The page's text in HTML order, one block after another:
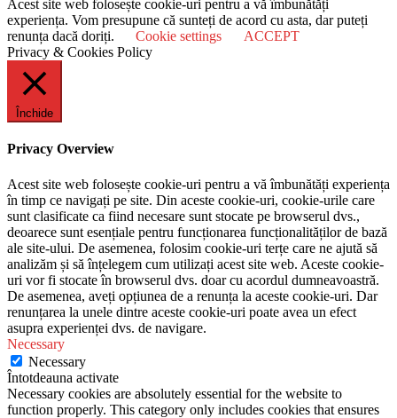
Acest site web folosește cookie-uri pentru a vă îmbunătăți
experiența. Vom presupune că sunteți de acord cu asta, dar puteți
renunța dacă doriți.
Cookie settings
ACCEPT
Privacy & Cookies Policy
Închide
Privacy Overview
Acest site web folosește cookie-uri pentru a vă îmbunătăți experiența
în timp ce navigați pe site. Din aceste cookie-uri, cookie-urile care
sunt clasificate ca fiind necesare sunt stocate pe browserul dvs.,
deoarece sunt esențiale pentru funcționarea funcționalităților de bază
ale site-ului. De asemenea, folosim cookie-uri terțe care ne ajută să
analizăm și să înțelegem cum utilizați acest site web. Aceste cookie-
uri vor fi stocate în browserul dvs. doar cu acordul dumneavoastră.
De asemenea, aveți opțiunea de a renunța la aceste cookie-uri. Dar
renunțarea la unele dintre aceste cookie-uri poate avea un efect
asupra experienței dvs. de navigare.
Necessary
Necessary
Întotdeauna activate
Necessary cookies are absolutely essential for the website to
function properly. This category only includes cookies that ensures